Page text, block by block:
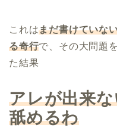
これはまだ書けていな
る奇行で、その大問題
た結果
アレが出来
舐めるわ